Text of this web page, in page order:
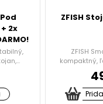
2x
ZFISH
ZFISH
kompaktný,